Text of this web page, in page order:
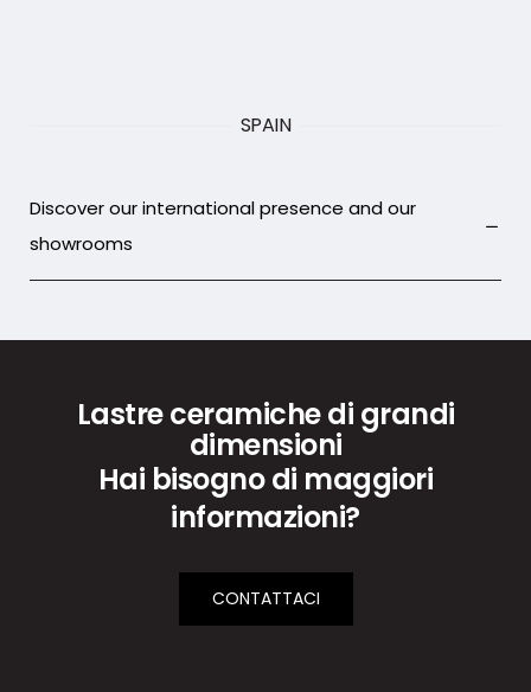
SPAIN
Discover our international presence and our
showrooms
Lastre ceramiche di grandi
dimensioni
Hai bisogno di maggiori
informazioni?
CONTATTACI